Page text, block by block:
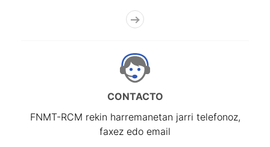
CONTACTO
FNMT-RCM rekin harremanetan jarri telefonoz,
faxez edo email